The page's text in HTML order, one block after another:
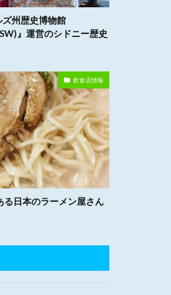
ズ州歴史博物館
』運営のシドニー歴史
飲食店情報
る日本のラーメン屋さん